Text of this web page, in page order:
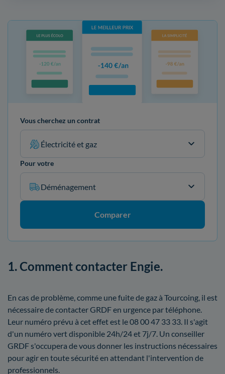
Vous cherchez un contrat
Électricité et gaz
Pour votre
Déménagement
Comparer
1. Comment contacter Engie.
En cas de problème, comme une fuite de gaz à Tourcoing, il est
nécessaire de contacter GRDF en urgence par téléphone.
Leur numéro prévu à cet effet est le 08 00 47 33 33. Il s'agit
d'un numéro vert disponible 24h/24 et 7j/7. Un conseiller
GRDF s'occupera de vous donner les instructions nécessaires
pour agir en toute sécurité en attendant l'intervention de
professionnels.